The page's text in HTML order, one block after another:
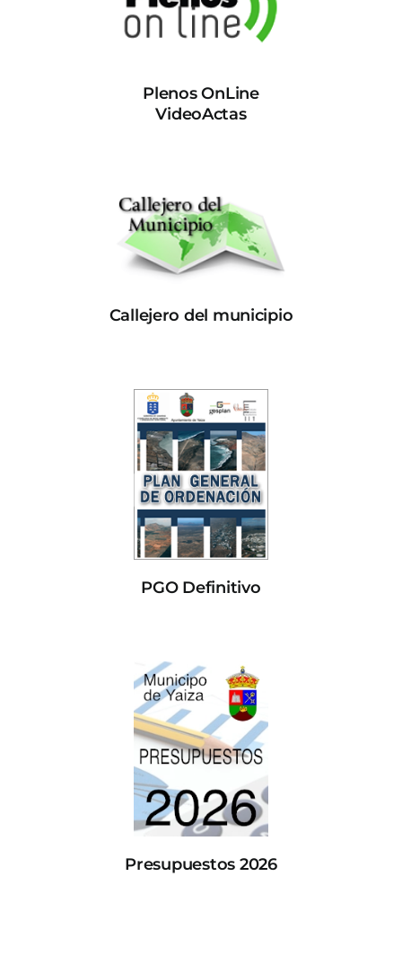
Plenos OnLine
VideoActas
Callejero del municipio
PGO Definitivo
Presupuestos 2026